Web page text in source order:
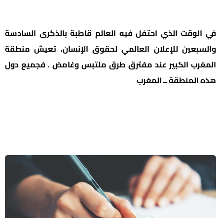
في الوقت الذي احتفل فيه العالم قاطبة بالذكرى السادسة
والسبعين للإعلان العالمي لحقوق الإنسان، تعيش منطقة
المغرب الكبير عند مفترق طرق ملتبس وغامض . فجميع دول
هذه المنطقة ــ المغرب